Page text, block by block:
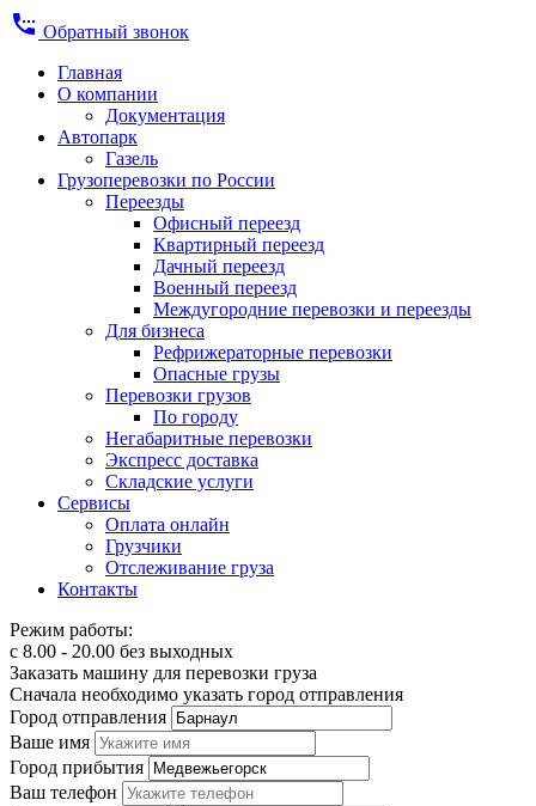
settings_phone Обратный звонок
Главная
О компании
Документация
Автопарк
Газель
Грузоперевозки по России
Переезды
Офисный переезд
Квартирный переезд
Дачный переезд
Военный переезд
Междугородние перевозки и переезды
Для бизнеса
Рефрижераторные перевозки
Опасные грузы
Перевозки грузов
По городу
Негабаритные перевозки
Экспресс доставка
Складские услуги
Сервисы
Оплата онлайн
Грузчики
Отслеживание груза
Контакты
Режим работы:
с 8.00 - 20.00 без выходных
Заказать машину для перевозки груза
Сначала необходимо указать город отправления
Город отправления
Ваше имя
Город прибытия
Ваш телефон